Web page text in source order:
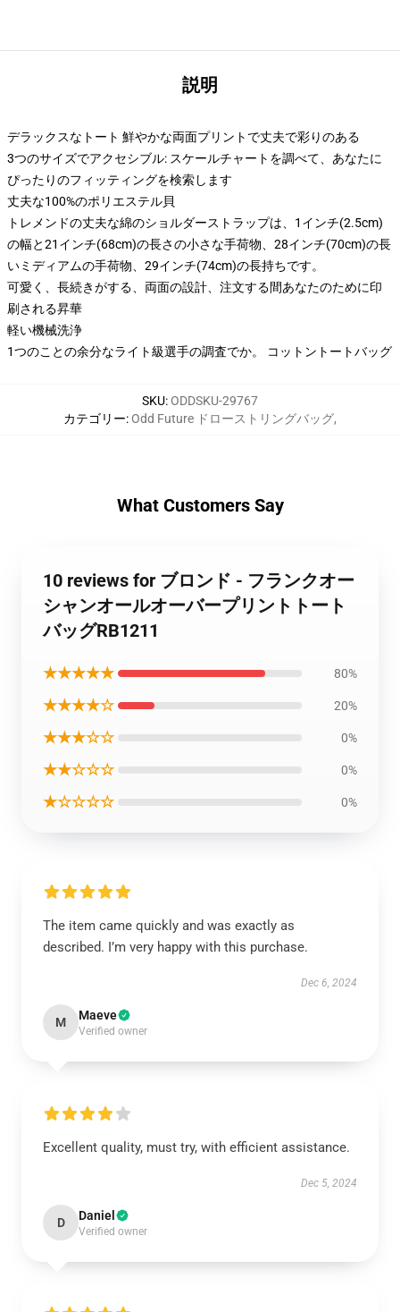
説明
デラックスなトート 鮮やかな両面プリントで丈夫で彩りのある
3つのサイズでアクセシブル: スケールチャートを調べて、あなたに
ぴったりのフィッティングを検索します
丈夫な100%のポリエステル貝
トレメンドの丈夫な綿のショルダーストラップは、1インチ(2.5cm)
の幅と21インチ(68cm)の長さの小さな手荷物、28インチ(70cm)の長
いミディアムの手荷物、29インチ(74cm)の長持ちです。
可愛く、長続きがする、両面の設計、注文する間あなたのために印
刷される昇華
軽い機械洗浄
1つのことの余分なライト級選手の調査でか。 コットントートバッグ
SKU:ODDSKU-29767
カテゴリー:Odd Future ドローストリングバッグ,
What Customers Say
10 reviews for ブロンド - フランクオー
シャンオールオーバープリントトート
バッグRB1211
★★★★★ 80%
★★★★☆ 20%
★★★☆☆ 0%
★★☆☆☆ 0%
★☆☆☆☆ 0%
The item came quickly and was exactly as
described. I’m very happy with this purchase.
Dec 6, 2024
M Maeve
Verified owner
Excellent quality, must try, with efficient assistance.
Dec 5, 2024
D Daniel
Verified owner